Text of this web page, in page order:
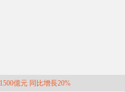
億元 同比增長20%